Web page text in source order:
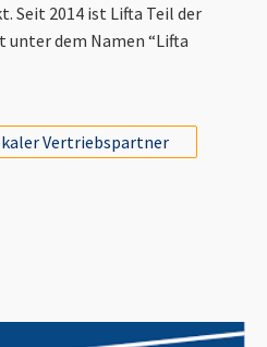
Seit 2014 ist Lifta Teil der
dem Namen “Lifta
Vertriebspartner